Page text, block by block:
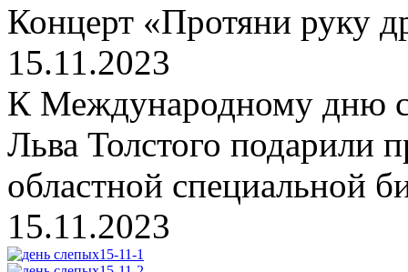
Концерт «Протяни руку
15.11.2023
К Международному дню
Льва Толстого подарили
областной специальной
15.11.2023